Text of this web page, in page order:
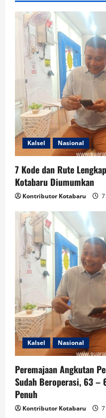
Kalsel Nasional
7 Kode dan Rute
Kotabaru Diumumkan
Kontributor Kotabaru
Kalsel Nasional
Peremajaan Angkutan
Sudah Beroperasi, 63 –
Penuh
Kontributor Kotabaru